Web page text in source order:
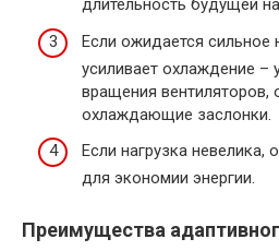
длительность будущей
Если ожидается сильное
усиливает охлаждение –
вращения вентиляторов,
охлаждающие заслонки.
Если нагрузка невелика,
для экономии энергии.
Преимущества